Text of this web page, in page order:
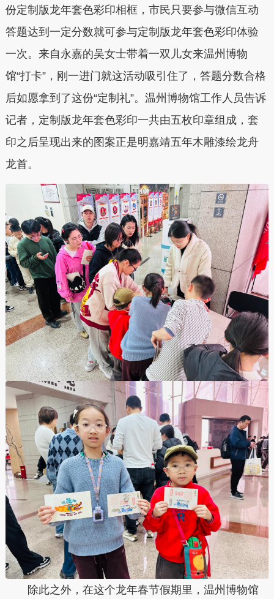
份定制版龙年套色彩印相框，市民只要参与微信互动
答题达到一定分数就可参与定制版龙年套色彩印体验
一次。来自永嘉的吴女士带着一双儿女来温州博物
馆“打卡”，刚一进门就这活动吸引住了，答题分数合格
后如愿拿到了这份“定制礼”。温州博物馆工作人员告诉
记者，定制版龙年套色彩印一共由五枚印章组成，套
印之后呈现出来的图案正是明嘉靖五年木雕漆绘龙舟
龙首。
除此之外，在这个龙年春节假期里，温州博物馆